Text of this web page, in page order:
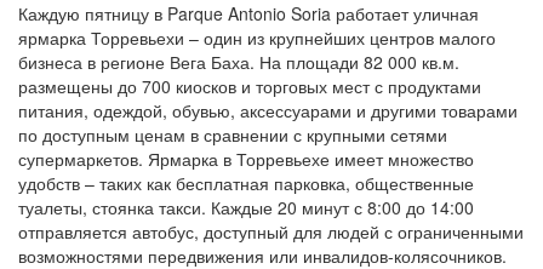
Каждую пятницу в Parque Antonio Soria работает уличная
ярмарка Торревьехи – один из крупнейших центров малого
бизнеса в регионе Вега Баха. На площади 82 000 кв.м.
размещены до 700 киосков и торговых мест с продуктами
питания, одеждой, обувью, аксессуарами и другими товарами
по доступным ценам в сравнении с крупными сетями
супермаркетов. Ярмарка в Торревьехе имеет множество
удобств – таких как бесплатная парковка, общественные
туалеты, стоянка такси. Каждые 20 минут с 8:00 до 14:00
отправляется автобус, доступный для людей с ограниченными
возможностями передвижения или инвалидов-колясочников.